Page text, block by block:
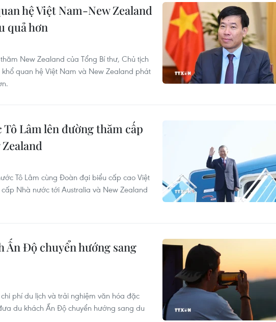
hệ Việt Nam-New Zealand
quả hơn
New Zealand của Tổng Bí thư, Chủ tịch
quan hệ Việt Nam và New Zealand phát
Lâm lên đường thăm cấp
Tô Lâm cùng Đoàn đại biểu cấp cao Việt
Nhà nước tới Australia và New Zealand
Ấn Độ chuyển hướng sang
phí du lịch và trải nghiệm văn hóa đặc
du khách Ấn Độ chuyển hướng sang du